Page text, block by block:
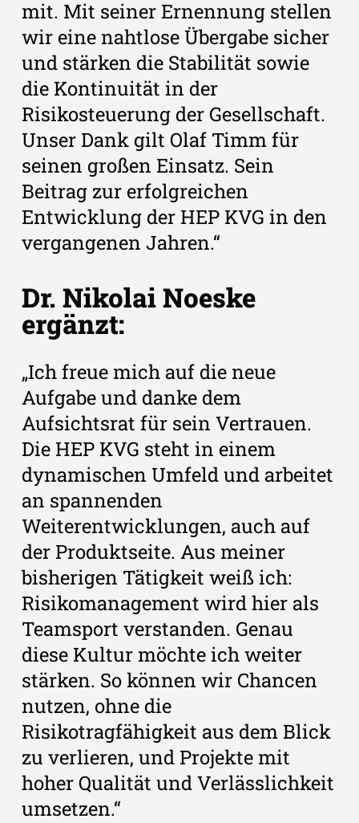
mit. Mit seiner Ernennung stellen
wir eine nahtlose Übergabe sicher
und stärken die Stabilität sowie
die Kontinuität in der
Risikosteuerung der Gesellschaft.
Unser Dank gilt Olaf Timm für
seinen großen Einsatz. Sein
Beitrag zur erfolgreichen
Entwicklung der HEP KVG in den
vergangenen Jahren.“
Dr. Nikolai Noeske
ergänzt:
„Ich freue mich auf die neue
Aufgabe und danke dem
Aufsichtsrat für sein Vertrauen.
Die HEP KVG steht in einem
dynamischen Umfeld und arbeitet
an spannenden
Weiterentwicklungen, auch auf
der Produktseite. Aus meiner
bisherigen Tätigkeit weiß ich:
Risikomanagement wird hier als
Teamsport verstanden. Genau
diese Kultur möchte ich weiter
stärken. So können wir Chancen
nutzen, ohne die
Risikotragfähigkeit aus dem Blick
zu verlieren, und Projekte mit
hoher Qualität und Verlässlichkeit
umsetzen.“